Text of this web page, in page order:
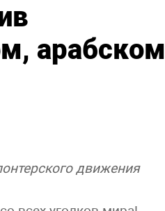
арабском
движения